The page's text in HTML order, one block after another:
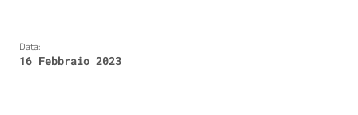
Data:
16 Febbraio 2023